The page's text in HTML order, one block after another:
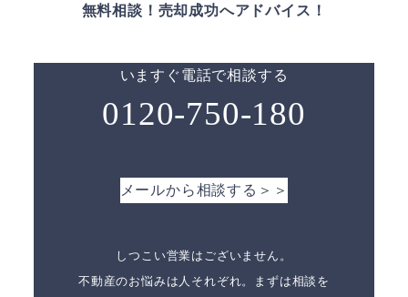
無料相談！売却成功へアドバイス！
いますぐ電話で相談する
0120-750-180
メールから相談する＞＞
しつこい営業はございません。
不動産のお悩みは人それぞれ。まずは相談を